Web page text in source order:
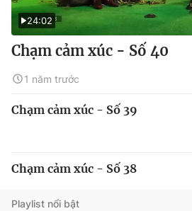
24:02
Chạm cảm xúc - Số 40
1 năm trước
Chạm cảm xúc - Số 39
Chạm cảm xúc - Số 38
Playlist nổi bật